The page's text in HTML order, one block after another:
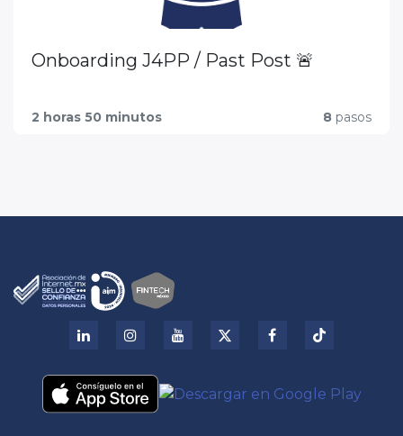
Onboarding J4PP / Past Post 🚨
2 horas 50 minutos 8 pasos